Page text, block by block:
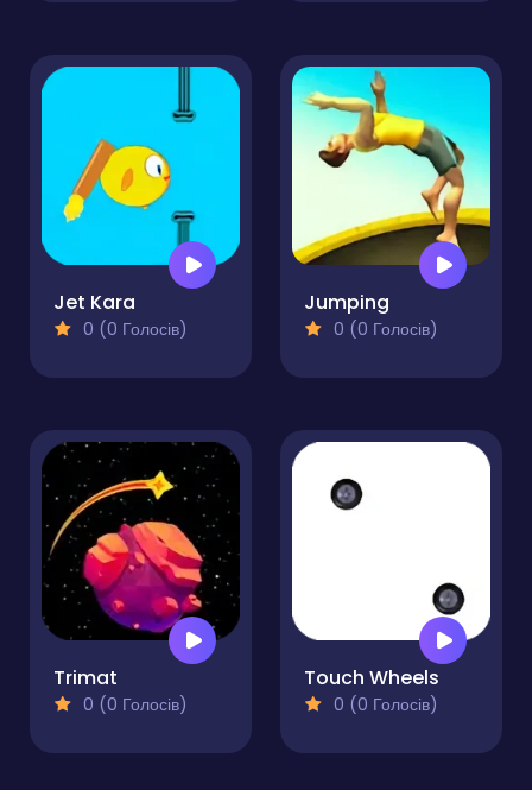
Jet Kara
0 (0 Голосів)
Jumping
0 (0 Голосів)
Trimat
0 (0 Голосів)
Touch Wheels
0 (0 Голосів)